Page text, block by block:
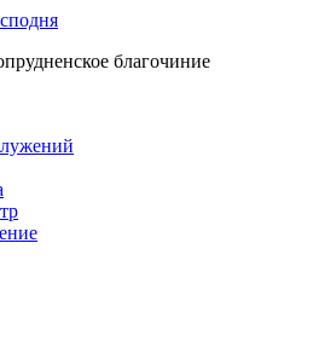
благочиние